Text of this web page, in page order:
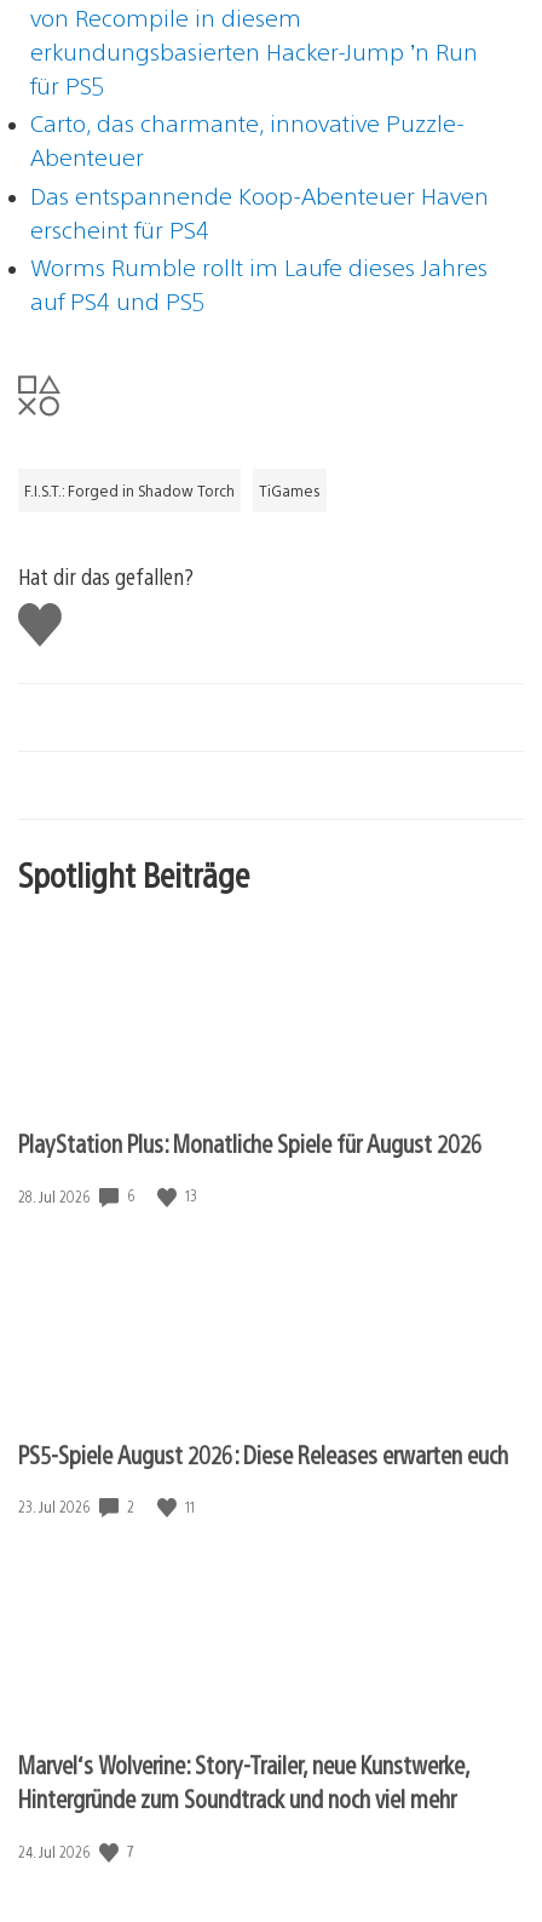
von Recompile in diesem
erkundungsbasierten Hacker-Jump ’n Run
für PS5
Carto, das charmante, innovative Puzzle-
Abenteuer
Das entspannende Koop-Abenteuer Haven
erscheint für PS4
Worms Rumble rollt im Laufe dieses Jahres
auf PS4 und PS5
F.I.S.T.: Forged in Shadow Torch TiGames
Hat dir das gefallen?
Gefällt
mir
Spotlight Beiträge
PlayStation Plus: Monatliche Spiele für August 2026
Veröffentlichungsdatum:
28. Jul 2026 6 13
PS5-Spiele August 2026: Diese Releases erwarten euch
Veröffentlichungsdatum:
23. Jul 2026 2 11
Marvel‘s Wolverine: Story-Trailer, neue Kunstwerke,
Hintergründe zum Soundtrack und noch viel mehr
Veröffentlichungsdatum:
24. Jul 2026 7